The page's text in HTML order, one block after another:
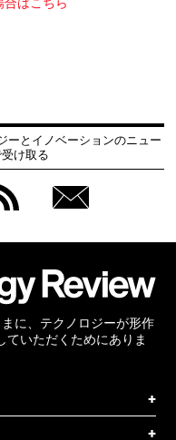
はこちら
ーとイノベーションのニュー
け取る
まに、テクノロジーが形作
ていただくためにありま
+
+